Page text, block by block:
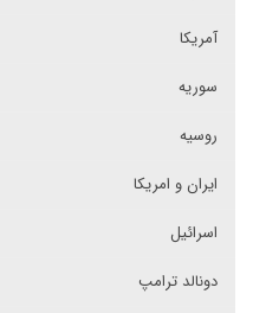
آمریکا
سوریه
روسیه
ایران و امریکا
اسرائیل
دونالد ترامپ